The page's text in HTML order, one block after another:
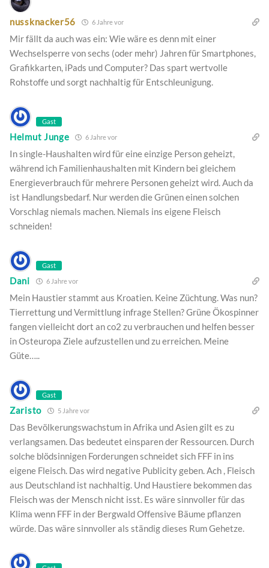
nussknacker56 6 Jahre vor
Mir fällt da auch was ein: Wie wäre es denn mit einer
Wechselsperre von sechs (oder mehr) Jahren für Smartphones,
Grafikkarten, iPads und Computer? Das spart wertvolle
Rohstoffe und sorgt nachhaltig für Entschleunigung.
Gast
Helmut Junge 6 Jahre vor
In single-Haushalten wird für eine einzige Person geheizt,
während ich Familienhaushalten mit Kindern bei gleichem
Energieverbrauch für mehrere Personen geheizt wird. Auch da
ist Handlungsbedarf. Nur werden die Grünen einen solchen
Vorschlag niemals machen. Niemals ins eigene Fleisch
schneiden!
Gast
Dani 6 Jahre vor
Mein Haustier stammt aus Kroatien. Keine Züchtung. Was nun?
Tierrettung und Vermittlung infrage Stellen? Grüne Ökospinner
fangen vielleicht dort an co2 zu verbrauchen und helfen besser
in Osteuropa Ziele aufzustellen und zu erreichen. Meine
Güte…..
Gast
Zaristo 5 Jahre vor
Das Bevölkerungswachstum in Afrika und Asien gilt es zu
verlangsamen. Das bedeutet einsparen der Ressourcen. Durch
solche blödsinnigen Forderungen schneidet sich FFF in ins
eigene Fleisch. Das wird negative Publicity geben. Ach , Fleisch
aus Deutschland ist nachhaltig. Und Haustiere bekommen das
Fleisch was der Mensch nicht isst. Es wäre sinnvoller für das
Klima wenn FFF in der Bergwald Offensive Bäume pflanzen
würde. Das wäre sinnvoller als ständig dieses Rum Gehetze.